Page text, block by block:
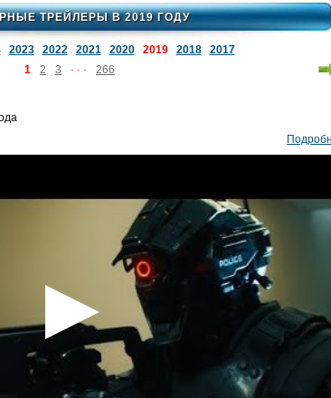
ТРЕЙЛЕРЫ В 2019 ГОДУ
2023 2022 2021 2020 2019 2018
2017
1
2 3 · · · 266